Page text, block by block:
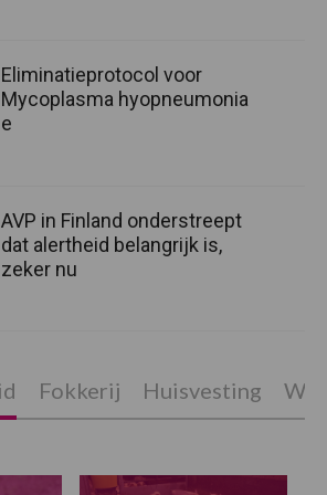
Eliminatieprotocol voor
Mycoplasma hyopneumonia
e
AVP in Finland onderstreept
dat alertheid belangrijk is,
zeker nu
Fokkerij Huisvesting